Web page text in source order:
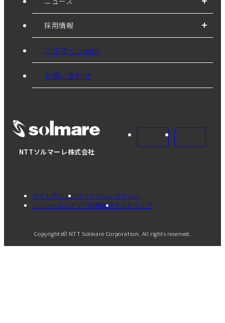
NTTソルマーレ株式会社
採用情報
ソルマーレwith
お問い合わせ
サイトポリシープライバシーポリシー
ソーシャルメディア利用規約サイトマップ
Copyrights© NTT Solmare Corporation. All rights reserved.